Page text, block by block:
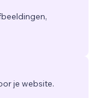
je website.